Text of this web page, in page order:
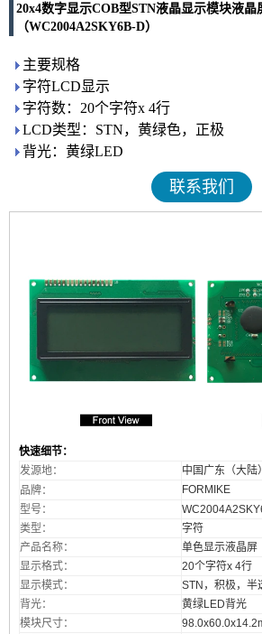
20x4数字显示COB型STN液晶显示模块液晶
（WC2004A2SKY6B-D）
主要规格
字符LCD显示
字符数：20个字符x 4行
LCD类型：STN，黄绿色，正极
背光：黄绿LED
联系我们
快速细节：
发源地：
中国广东（大陆）
品牌：
FORMIKE
型号：
类型：
字符
产品名称：
单色显示液晶屏
显示格式：
20个字符x 4行
显示模式：
STN，积极，半
背光：
黄绿LED背光
模块尺寸：